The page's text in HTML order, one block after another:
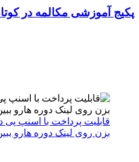
پکیج آموزشی مکالمه در
بزن روی لینک دوره هارو